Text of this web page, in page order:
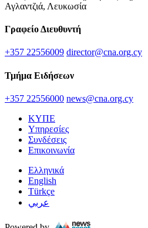
Αγλαντζιά, Λευκωσία
Γραφείο Διευθυντή
+357 22556009 director@cna.org.cy
Τμήμα Ειδήσεων
+357 22556000 news@cna.org.cy
ΚΥΠΕ
Υπηρεσίες
Συνδέσεις
Επικοινωνία
Ελληνικά
English
Türkçe
عربي